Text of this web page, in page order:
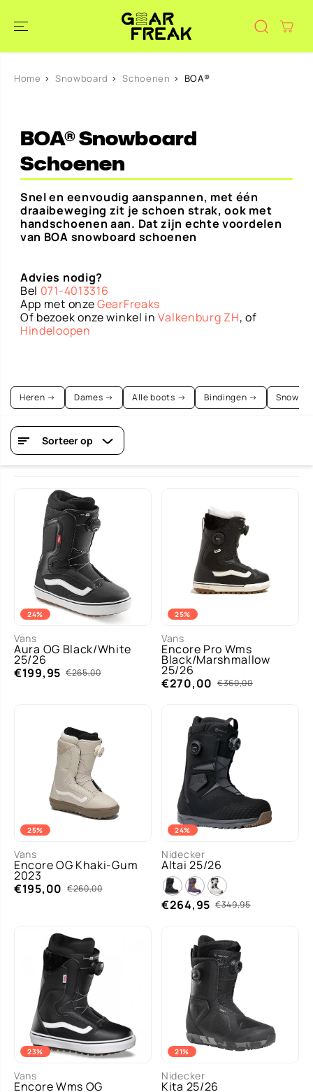
ARTIKEL
Home Snowboard Schoenen BOA®
BOA® Snowboard
Schoenen
Snel en eenvoudig aanspannen, met één
draaibeweging zit je schoen strak, ook met
handschoenen aan. Dat zijn echte voordelen
van BOA snowboard schoenen
Advies nodig?
Bel 071-4013316
App met onzeGearFreaks
Of bezoek onze winkel inValkenburg ZH, of
Hindeloopen
Heren → Dames → Alle boots → Bindingen →
Sorteer op
24%
Vans
Aura OG Black/White
25/26
€199,95 €265,00
25%
Vans
Encore Pro Wms
Black/Marshmallow
25/26
€270,00 €360,00
25%
Vans
Encore OG Khaki-Gum
2023
€195,00 €260,00
24%
MAA
T
Nidecker
Altai 25/26
€264,95 €349,95
23%
Vans
Encore Wms OG
21%
MAA
Nidecker
Kita 25/26